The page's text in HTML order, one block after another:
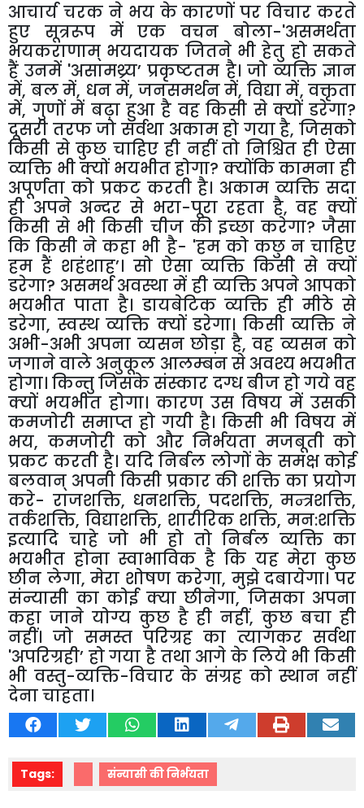
आचार्य चरक ने भय के कारणों पर विचार करते
हुए सूत्ररूप में एक वचन बोला-'असमर्थता
भयकराणाम् भयदायक जितने भी हेतु हो सकते
हैं उनमें 'असामथ्र्य’प्रकृष्टतम है। जो व्यक्ति ज्ञान
में, बल में, धन में, जनसमर्थन में, विद्या में,वक्तृता
में, गुणों में बढ़ा हुआ है वह किसी से क्यों डरेगा?
दूसरी तरफ जो सर्वथा अकाम हो गया है, जिसको
किसी से कुछ चाहिए ही नहीं तो निश्चित ही ऐसा
व्यक्ति भी क्यों भयभीत होगा? क्योंकि कामना ही
अपूर्णता को प्रकट करती है। अकाम व्यक्ति सदा
ही अपने अन्दर से भरा-पूरा रहता है,वह क्यों
किसी से भी किसी चीज की इच्छा करेगा? जैसा
कि किसी ने कहा भी है- 'हम को कछु न चाहिए
हम हैं शहंशाह’। सो ऐसा व्यक्ति किसीे से क्यों
डरेगा? असमर्थ अवस्था में ही व्यक्ति अपने आपको
भयभीत पाता है। डायबेटिक व्यक्ति ही मीठे से
डरेगा, स्वस्थ व्यक्ति क्यों डरेगा। किसी व्यक्ति ने
अभी-अभी अपना व्यसन छोड़ा है,वह व्यसन को
जगाने वाले अनुकूल आलम्बन से अवश्य भयभीत
होगा। किन्तु जिसके संस्कार दग्ध बीज हो गये वह
क्यों भयभीत होगा। कारण उस विषय में उसकी
कमजोरी समाप्त हो गयी है। किसी भी विषय में
भय, कमजोरी को और निर्भयता मजबूती को
प्रकट करती है। यदि निर्बल लोगों के समक्ष कोई
बलवान् अपनी किसी प्रकार की शक्ति का प्रयोग
करे- राजशक्ति, धनशक्ति, पदशक्ति, मन्त्रशक्ति,
तर्कशक्ति, विद्याशक्ति, शारीरिक शक्ति, मन:शक्ति
इत्यादि चाहे जो भी हो तो निर्बल व्यक्ति का
भयभीत होना स्वाभाविक है कि यह मेरा कुछ
छीन लेगा,मेरा शोषण करेगा, मुझे दबायेगा। पर
संन्यासी का कोई क्या छीनेगा, जिसका अपना
कहा जाने योग्य कुछ है ही नहीं,कुछ बचा ही
नहीं। जो समस्त परिग्रह का त्यागकर सर्वथा
'अपरिग्रही’ हो गया है तथा आगे के लिये भी किसी
भी वस्तु-व्यक्ति-विचार के संग्रह को स्थान नहीं
देना चाहता।
Tags: संन्यासी की निर्भयता